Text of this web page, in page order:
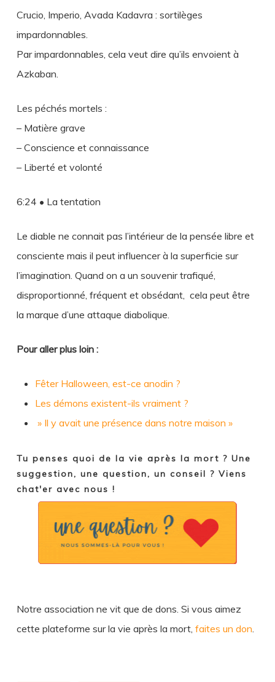
Crucio, Imperio, Avada Kadavra : sortilèges
impardonnables.
Par impardonnables, cela veut dire qu’ils envoient à
Azkaban.
Les péchés mortels :
– Matière grave
– Conscience et connaissance
– Liberté et volonté
6:24 • La tentation
Le diable ne connait pas l’intérieur de la pensée libre et
consciente mais il peut influencer à la superficie sur
l’imagination. Quand on a un souvenir trafiqué,
disproportionné, fréquent et obsédant, cela peut être
la marque d’une attaque diabolique.
Pour aller plus loin :
Fêter Halloween, est-ce anodin ?
Les démons existent-ils vraiment ?
» Il y avait une présence dans notre maison »
Tu penses quoi de la vie après la mort ? Une
suggestion, une question, un conseil ? Viens
chat'er avec nous !
Notre association ne vit que de dons. Si vous aimez
cette plateforme sur la vie après la mort, faites un don